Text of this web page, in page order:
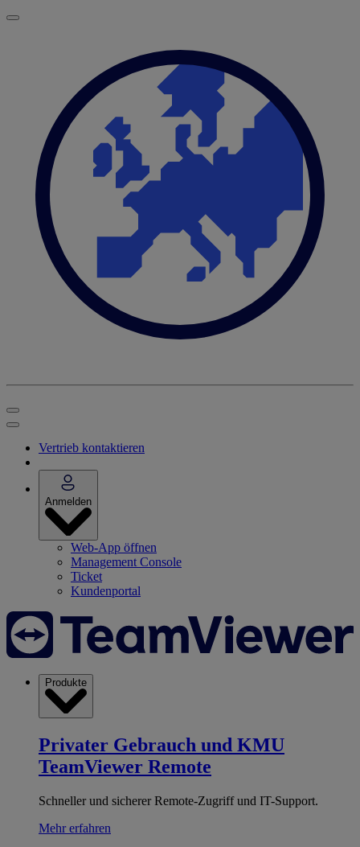
Vertrieb kontaktieren
Anmelden
Web-App öffnen
Management Console
Ticket
Kundenportal
Produkte
Privater Gebrauch und KMU
TeamViewer Remote
Schneller und sicherer Remote-Zugriff und IT-Support.
Mehr erfahren